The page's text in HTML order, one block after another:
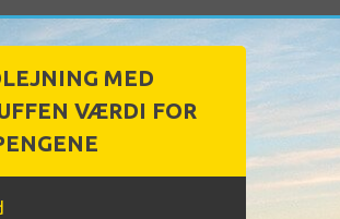
MED
VÆRDI FOR